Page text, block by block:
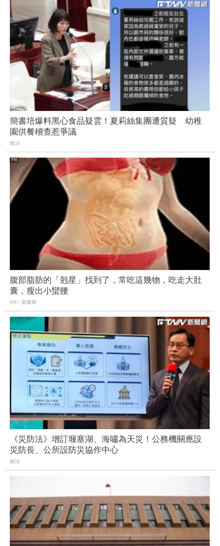
簡書培爆料黑心食品疑雲！夏莉絲集團遭質疑 幼稚
園供餐稽查惹爭議
政治
腹部脂肪的「剋星」找到了，常吃這幾物，吃走大肚
囊，瘦出小蠻腰
PR・新素簡
《災防法》增訂堰塞湖、海嘯為天災！公務機關應設
災防長、公所設防災協作中心
政治